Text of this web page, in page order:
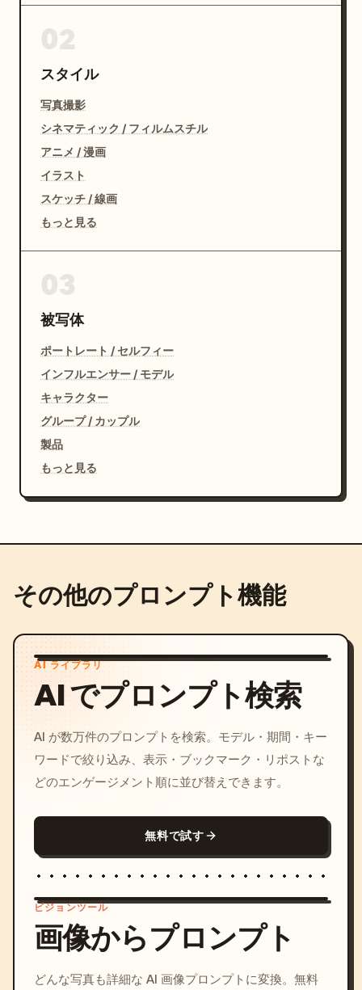
スタイル
写真撮影
シネマティック / フィルムスチル
アニメ / 漫画
イラスト
スケッチ / 線画
もっと見る
被写体
ポートレート / セルフィー
インフルエンサー / モデル
キャラクター
グループ / カップル
製品
もっと見る
その他のプロンプト機能
AI ライブラリ
AI でプロンプト検索
AI が数万件のプロンプトを検索。モデル・期間・キー
ワードで絞り込み、表示・ブックマーク・リポストな
どのエンゲージメント順に並び替えできます。
無料で試す
c, cyberpunk sunset, neon
ビジョンツール
画像からプロンプト
どんな写真も詳細な AI 画像プロンプトに変換。無料